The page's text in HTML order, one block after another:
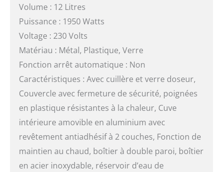
Volume : 12 Litres
Puissance : 1950 Watts
Voltage : 230 Volts
Matériau : Métal, Plastique, Verre
Fonction arrêt automatique : Non
Caractéristiques : Avec cuillère et verre doseur,
Couvercle avec fermeture de sécurité, poignées
en plastique résistantes à la chaleur, Cuve
intérieure amovible en aluminium avec
revêtement antiadhésif à 2 couches, Fonction de
maintien au chaud, boîtier à double paroi, boîtier
en acier inoxydable, réservoir d’eau de